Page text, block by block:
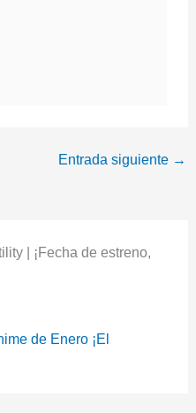
Entrada siguiente →
| ¡Fecha de estreno,
de Enero ¡El